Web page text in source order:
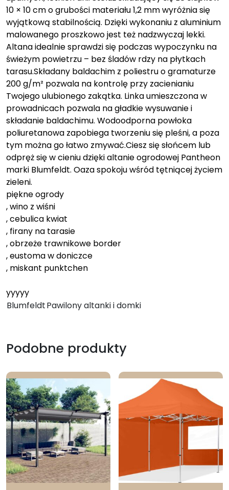
10 × 10 cm o grubości materiału 1,2 mm wyróżnia się
wyjątkową stabilnością. Dzięki wykonaniu z aluminium
malowanego proszkowo jest też nadzwyczaj lekki.
Altana idealnie sprawdzi się podczas wypoczynku na
świeżym powietrzu – bez śladów rdzy na płytkach
tarasu.Składany baldachim z poliestru o gramaturze
200 g/m² pozwala na kontrolę przy zacienianiu
Twojego ulubionego zakątka. Linka umieszczona w
prowadnicach pozwala na gładkie wysuwanie i
składanie baldachimu. Wodoodporna powłoka
poliuretanowa zapobiega tworzeniu się pleśni, a poza
tym można go łatwo zmywać.Ciesz się słońcem lub
odpręż się w cieniu dzięki altanie ogrodowej Pantheon
marki Blumfeldt. Oaza spokoju wśród tętniącej życiem
zieleni.
piękne ogrody
, wino z wiśni
, cebulica kwiat
, firany na tarasie
, obrzeże trawnikowe border
, eustoma w doniczce
, miskant punktchen
yyyyy
BlumfeldtPawilony altanki i domki
Podobne produkty